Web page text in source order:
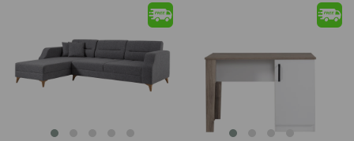
İndirim
%13İndirim
İndirim